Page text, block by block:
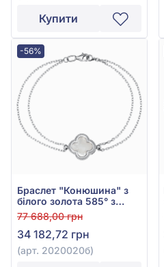
Купити
-56%
Браслет "Конюшина" з
білого золота 585° з
перламутром, арт.
2020020б
77 688,00 грн
34 182,72 грн
(арт. 2020020б)